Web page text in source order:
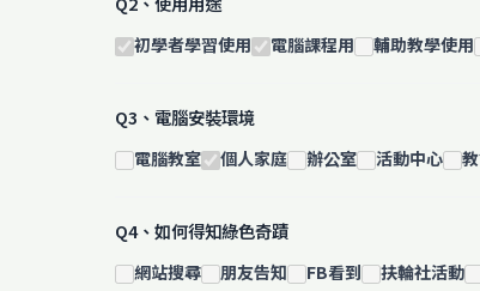
初學者學習使用 電腦課程用 輔助教學使用
Q3、電腦安裝環境
電腦教室 個人家庭 辦公室 活動中心
Q4、如何得知綠色奇蹟
網站搜尋 朋友告知 FB看到 扶輪社活動